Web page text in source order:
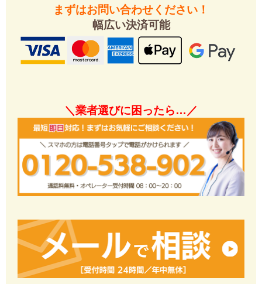
まずはお問い合わせください！
幅広い決済可能
＼業者選びに困ったら…／